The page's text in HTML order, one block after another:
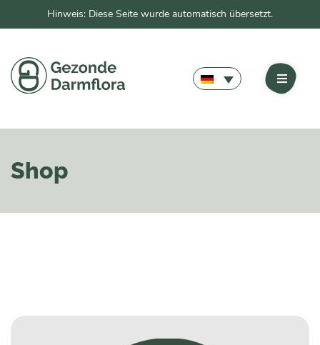
Hinweis: Diese Seite wurde automatisch übersetzt.
Shop